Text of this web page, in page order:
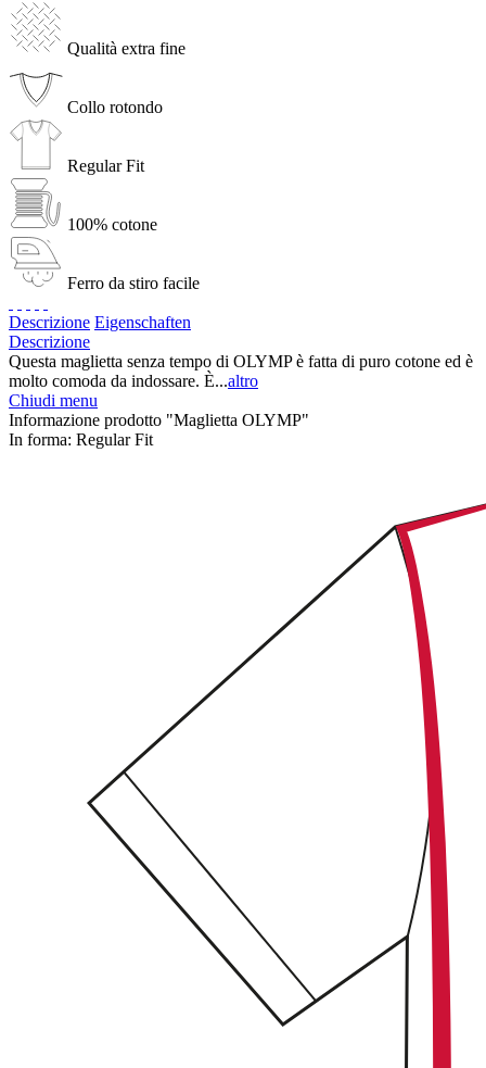
Qualità extra fine
Collo rotondo
Regular Fit
100% cotone
Ferro da stiro facile
Descrizione Eigenschaften
Descrizione
Questa maglietta senza tempo di OLYMP è fatta di puro cotone ed è
molto comoda da indossare. È...altro
Chiudi menu
Informazione prodotto "Maglietta OLYMP"
In forma: Regular Fit